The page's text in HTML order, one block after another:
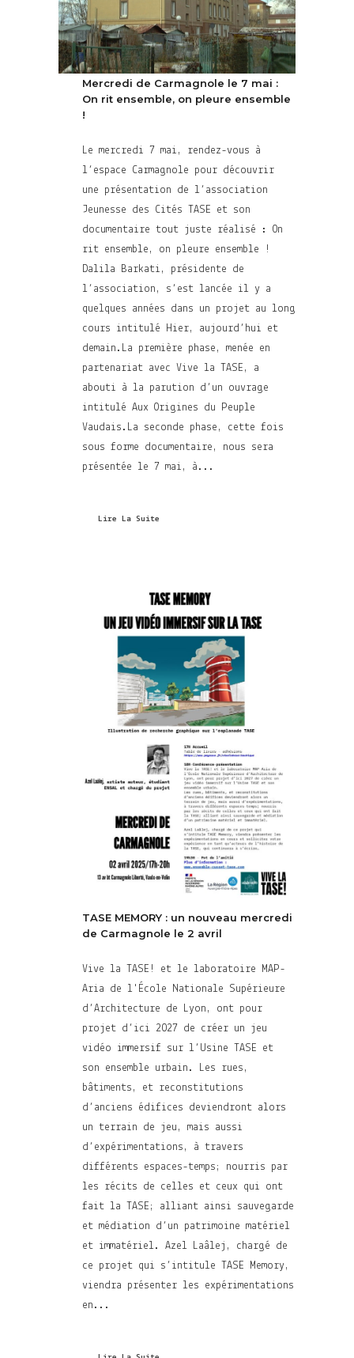
Mercredi de Carmagnole le 7 mai :
On rit ensemble, on pleure ensemble
!
Le mercredi 7 mai, rendez-vous à
l’espace Carmagnole pour découvrir
une présentation de l’association
Jeunesse des Cités TASE et son
documentaire tout juste réalisé : On
rit ensemble, on pleure ensemble !
Dalila Barkati, présidente de
l’association, s’est lancée il y a
quelques années dans un projet au long
cours intitulé Hier, aujourd’hui et
demain.La première phase, menée en
partenariat avec Vive la TASE, a
abouti à la parution d’un ouvrage
intitulé Aux Origines du Peuple
Vaudais.La seconde phase, cette fois
sous forme documentaire, nous sera
présentée le 7 mai, à...
Lire La Suite
TASE MEMORY : un nouveau mercredi
de Carmagnole le 2 avril
Vive la TASE! et le laboratoire MAP-
Aria de l'École Nationale Supérieure
d’Architecture de Lyon, ont pour
projet d’ici 2027 de créer un jeu
vidéo immersif sur l’Usine TASE et
son ensemble urbain. Les rues,
bâtiments, et reconstitutions
d’anciens édifices deviendront alors
un terrain de jeu, mais aussi
d’expérimentations, à travers
différents espaces-temps; nourris par
les récits de celles et ceux qui ont
fait la TASE; alliant ainsi sauvegarde
et médiation d’un patrimoine matériel
et immatériel. Azel Laâlej, chargé de
ce projet qui s’intitule TASE Memory,
viendra présenter les expérimentations
en...